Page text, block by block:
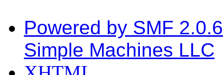
Powered by SMF 2.0.6
Simple Machines LLC